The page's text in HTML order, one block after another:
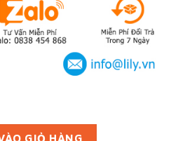
ở Hậu Giang (mã tbm_1898) giấy
GIỎ HÀNG